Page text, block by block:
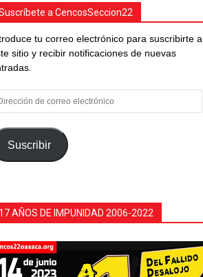
a CencosSeccion22
tu correo electrónico para suscribirte a
sitio y recibir notificaciones de nuevas
Suscribir
17 AÑOS DE IMPUNIDAD 2006-2022